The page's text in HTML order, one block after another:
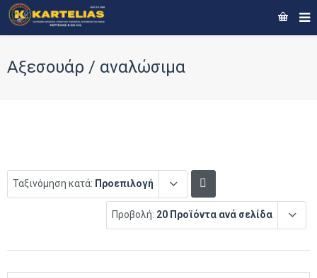
Αξεσουάρ / αναλώσιμα
Ταξινόμηση κατά: Προεπιλογή
Προβολή: 20 Προϊόντα ανά σελίδα